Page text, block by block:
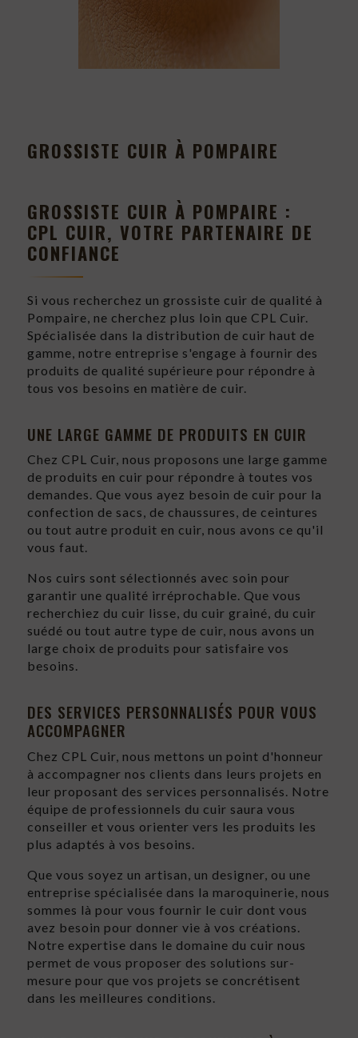
GROSSISTE CUIR À POMPAIRE
GROSSISTE CUIR À POMPAIRE :
CPL CUIR, VOTRE PARTENAIRE DE
CONFIANCE
Si vous recherchez un grossiste cuir de qualité à
Pompaire, ne cherchez plus loin que CPL Cuir.
Spécialisée dans la distribution de cuir haut de
gamme, notre entreprise s'engage à fournir des
produits de qualité supérieure pour répondre à
tous vos besoins en matière de cuir.
UNE LARGE GAMME DE PRODUITS EN CUIR
Chez CPL Cuir, nous proposons une large gamme
de produits en cuir pour répondre à toutes vos
demandes. Que vous ayez besoin de cuir pour la
confection de sacs, de chaussures, de ceintures
ou tout autre produit en cuir, nous avons ce qu'il
vous faut.
Nos cuirs sont sélectionnés avec soin pour
garantir une qualité irréprochable. Que vous
recherchiez du cuir lisse, du cuir grainé, du cuir
suédé ou tout autre type de cuir, nous avons un
large choix de produits pour satisfaire vos
besoins.
DES SERVICES PERSONNALISÉS POUR VOUS
ACCOMPAGNER
Chez CPL Cuir, nous mettons un point d'honneur
à accompagner nos clients dans leurs projets en
leur proposant des services personnalisés. Notre
équipe de professionnels du cuir saura vous
conseiller et vous orienter vers les produits les
plus adaptés à vos besoins.
Que vous soyez un artisan, un designer, ou une
entreprise spécialisée dans la maroquinerie, nous
sommes là pour vous fournir le cuir dont vous
avez besoin pour donner vie à vos créations.
Notre expertise dans le domaine du cuir nous
permet de vous proposer des solutions sur-
mesure pour que vos projets se concrétisent
dans les meilleures conditions.